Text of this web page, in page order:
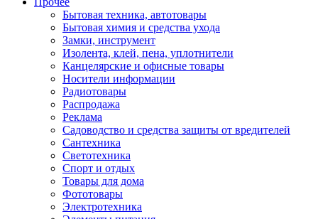
Бытовая техника, автотовары
Бытовая химия и средства ухода
Замки, инструмент
Изолента, клей, пена, уплотнители
Канцелярские и офисные товары
Носители информации
Радиотовары
Распродажа
Реклама
Садоводство и средства защиты от вредителей
Сантехника
Светотехника
Спорт и отдых
Товары для дома
Фототовары
Электротехника